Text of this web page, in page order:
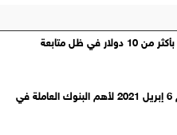
أسعار الذهب تقفز بأكثر من 10 دولار في ظل متابعة
أسعار الدولار اليوم 6 إبريل 2021 لأهم البنوك العاملة في